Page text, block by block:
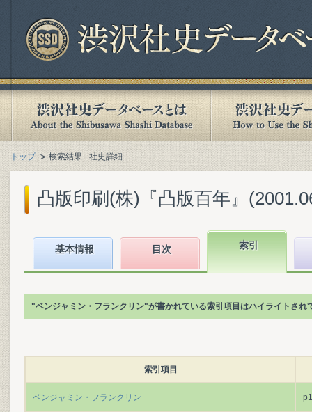
トップ 検索結果 - 社史詳細
凸版印刷(株)『凸版百年』
基本情報 目次 索引
"ベンジャミン・フランクリン"が書かれている索引項目はハイライトされ
索引項目
ベンジャミン・フランクリン